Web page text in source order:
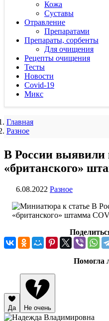
Кожа
Суставы
Отравление
Препаратами
Препараты, сорбенты
Для очищения
Рецепты очищения
Тесты
Новости
Covid-19
Микс
Главная
Разное
В России выявили
«британского»
6.08.2022 Разное
Помогла
Да Не очень